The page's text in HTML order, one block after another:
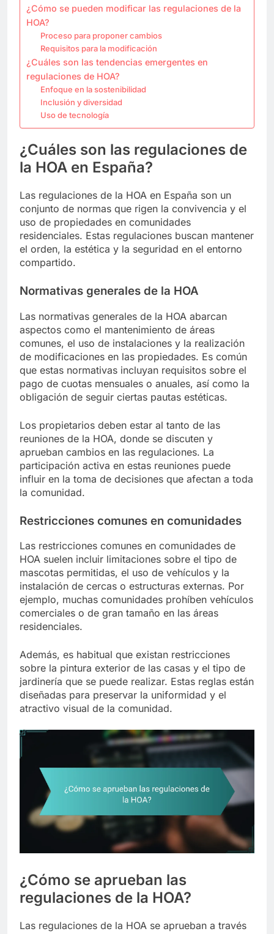
¿Cómo se pueden modificar las regulaciones de la
HOA?
Proceso para proponer cambios
Requisitos para la modificación
¿Cuáles son las tendencias emergentes en
regulaciones de HOA?
Enfoque en la sostenibilidad
Inclusión y diversidad
Uso de tecnología
¿Cuáles son las regulaciones de
la HOA en España?
Las regulaciones de la HOA en España son un
conjunto de normas que rigen la convivencia y el
uso de propiedades en comunidades
residenciales. Estas regulaciones buscan mantener
el orden, la estética y la seguridad en el entorno
compartido.
Normativas generales de la HOA
Las normativas generales de la HOA abarcan
aspectos como el mantenimiento de áreas
comunes, el uso de instalaciones y la realización
de modificaciones en las propiedades. Es común
que estas normativas incluyan requisitos sobre el
pago de cuotas mensuales o anuales, así como la
obligación de seguir ciertas pautas estéticas.
Los propietarios deben estar al tanto de las
reuniones de la HOA, donde se discuten y
aprueban cambios en las regulaciones. La
participación activa en estas reuniones puede
influir en la toma de decisiones que afectan a toda
la comunidad.
Restricciones comunes en comunidades
Las restricciones comunes en comunidades de
HOA suelen incluir limitaciones sobre el tipo de
mascotas permitidas, el uso de vehículos y la
instalación de cercas o estructuras externas. Por
ejemplo, muchas comunidades prohíben vehículos
comerciales o de gran tamaño en las áreas
residenciales.
Además, es habitual que existan restricciones
sobre la pintura exterior de las casas y el tipo de
jardinería que se puede realizar. Estas reglas están
diseñadas para preservar la uniformidad y el
atractivo visual de la comunidad.
¿Cómo se aprueban las
regulaciones de la HOA?
Las regulaciones de la HOA se aprueban a través